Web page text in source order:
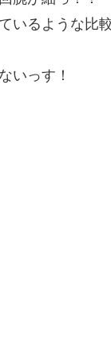
いるような比
いっす！